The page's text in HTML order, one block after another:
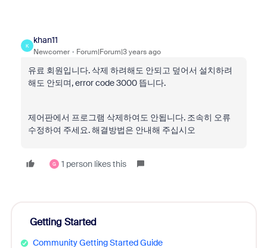
K
khan11
Newcomer Forum|Forum|3 years ago
유료 회원입니다. 삭제 하려해도 안되고 덮어서 설치하려
해도 안되며, error code 3000 뜹니다.
제어판에서 프로그램 삭제하여도 안됩니다. 조속히 오류
수정하여 주세요. 해결방법은 안내해 주십시오
G 1 person likes this
Getting Started
Community Getting Started Guide